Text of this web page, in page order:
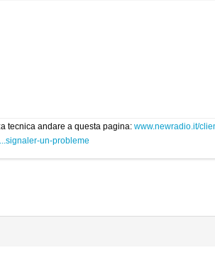
tecnica andare a questa pagina: www.newradio.it/
un-probleme